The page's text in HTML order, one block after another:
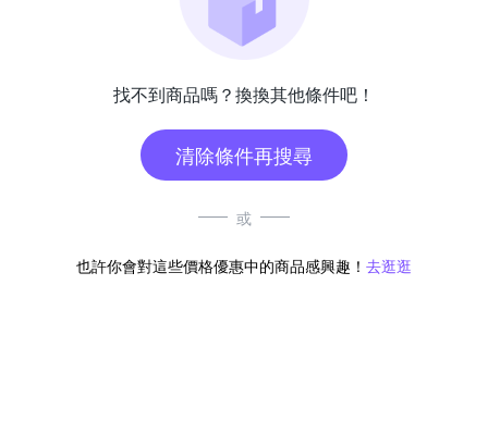
找不到商品嗎？換換其他條件吧！
清除條件再搜尋
或
也許你會對這些價格優惠中的商品感興趣！ 去逛逛